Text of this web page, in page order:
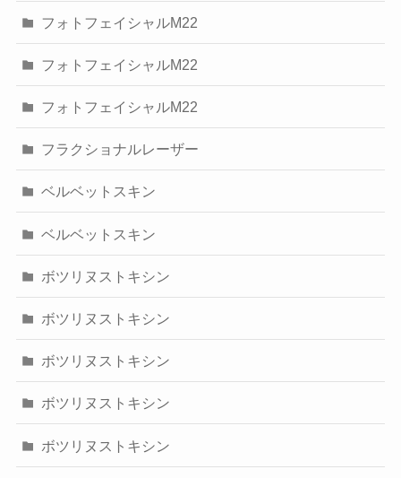
フォトフェイシャルM22
フォトフェイシャルM22
フォトフェイシャルM22
フラクショナルレーザー
ベルベットスキン
ベルベットスキン
ボツリヌストキシン
ボツリヌストキシン
ボツリヌストキシン
ボツリヌストキシン
ボツリヌストキシン